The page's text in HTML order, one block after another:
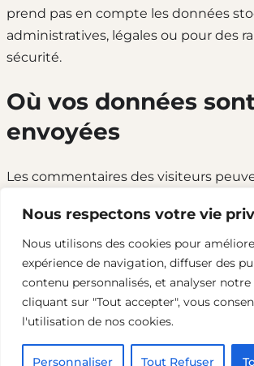
Nous respectons votre vie
Nous utilisons des cookies pour
expérience de navigation, diffuser des
contenu personnalisés, et analyser notre
cliquant sur "Tout accepter", vous
l'utilisation de nos cookies.
Personnaliser Tout Refuser
prend pas en compte les données
administratives, légales ou pour des
sécurité.
Où vos données
envoyées
Les commentaires des visiteurs
commentaires indésirables.
2024 – Terrain d’idées